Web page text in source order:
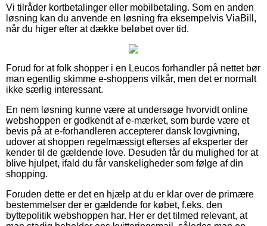
Vi tilråder kortbetalinger eller mobilbetaling. Som en anden
løsning kan du anvende en løsning fra eksempelvis ViaBill,
når du higer efter at dække beløbet over tid.
Forud for at folk shopper i en Leucos forhandler på nettet bør
man egentlig skimme e-shoppens vilkår, men det er normalt
ikke særlig interessant.
En nem løsning kunne være at undersøge hvorvidt online
webshoppen er godkendt af e-mærket, som burde være et
bevis på at e-forhandleren accepterer dansk lovgivning,
udover at shoppen regelmæssigt efterses af eksperter der
kender til de gældende love. Desuden får du mulighed for at
blive hjulpet, ifald du får vanskeligheder som følge af din
shopping.
Foruden dette er det en hjælp at du er klar over de primære
bestemmelser der er gældende for købet, f.eks. den
byttepolitik webshoppen har. Her er det tilmed relevant, at